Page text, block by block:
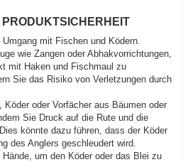
PRODUKTSICHERHEIT
mit Fischen und Ködern.
wie Zangen oder Abhakvorrichtungen,
mit Haken und Fischmaul zu
Sie das Risiko von Verletzungen durch
Köder oder Vorfächer aus Bäumen oder
Sie Druck auf die Rute und die
könnte dazu führen, dass der Köder
des Anglers geschleudert wird.
um den Köder oder das Blei zu